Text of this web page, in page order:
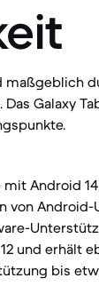
maßgeblich
Galaxy
mit Android
von
und erhält
bis